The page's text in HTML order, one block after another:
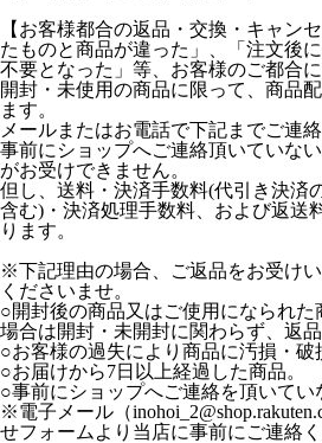
【お客様都合の返品・交換・キャン
たものと商品が違った」、「注文後
不要となった」等、お客様のご都合
開封・未使用の商品に限って、商品
ます。
メールまたはお電話で下記までご連絡
事前にショップへご連絡頂いていな
がお受けできません。
但し、送料・決済手数料(代引き決済
含む)・決済処理手数料、および返送
ります。
※下記理由の場合、ご返品をお受け
くださいませ。
○開封後の商品又はご使用になられ
場合は開封・未開封に関わらず、返
○お客様の過失により商品に汚損・破
○お届けから7日以上経過した商品。
○事前にショップへご連絡を頂いてい
※電子メール（
せフォームより当店に事前にご連絡く